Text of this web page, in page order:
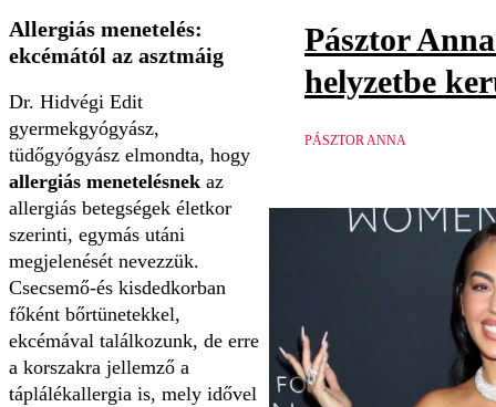
Allergiás menetelés:
ekcémától az asztmáig
Dr. Hidvégi Edit
gyermekgyógyász,
tüdőgyógyász elmondta, hogy
allergiás menetelésnek az
allergiás betegségek életkor
szerinti, egymás utáni
megjelenését nevezzük.
Csecsemő-és kisdedkorban
főként bőrtünetekkel,
ekcémával találkozunk, de erre
a korszakra jellemző a
táplálékallergia is, mely idővel
Pásztor
helyzetbe
PÁSZTOR ANNA